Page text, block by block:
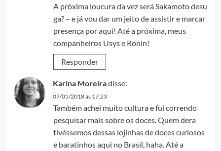
A próxima loucura da vez será Sakamoto desu
ga? – e já vou dar um jeito de assistir e marcar
presença por aqui! Até a próxima, meus
companheiros Usys e Ronin!
Responder
Karina Moreiradisse:
07/05/2018 às 17:23
Também achei muito cultura e fui correndo
pesquisar mais sobre os doces. Quem dera
tivéssemos dessas lojinhas de doces curiosos
e baratinhos aqui no Brasil, haha. Até a